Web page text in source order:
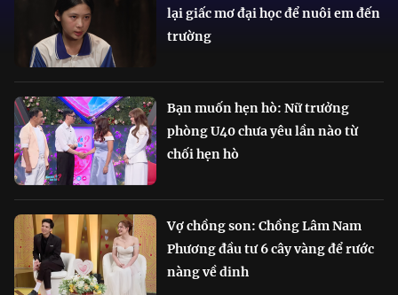
lại giấc mơ đại học để nuôi em đến
trường
Bạn muốn hẹn hò: Nữ trưởng
phòng U40 chưa yêu lần nào từ
chối hẹn hò
Vợ chồng son: Chồng Lâm Nam
Phương đầu tư 6 cây vàng để rước
nàng về dinh